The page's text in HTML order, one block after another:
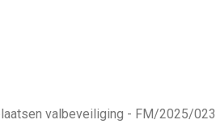
valbeveiliging - FM/2025/